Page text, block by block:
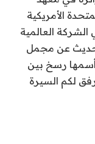
الأمريكية
الشركة العالمية
عن مجمل
رسخ بين
لكم السيرة